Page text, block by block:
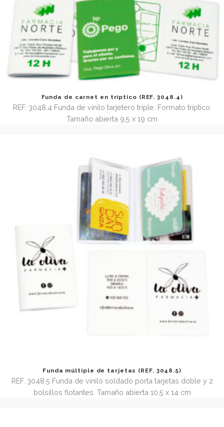
Funda de carnet en tríptico (REF. 3048.4)
REF. 3048.4 Funda de vinilo tarjetero triple. Formato
Tamaño abierta 9,5 x 19 cm